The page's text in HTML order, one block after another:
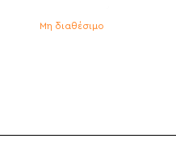
Μη διαθέσιμο